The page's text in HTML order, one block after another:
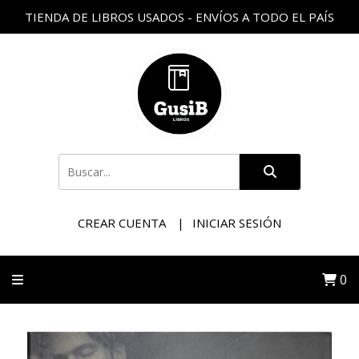
TIENDA DE LIBROS USADOS - ENVÍOS A TODO EL PAÍS
CREAR CUENTA INICIAR SESIÓN
0